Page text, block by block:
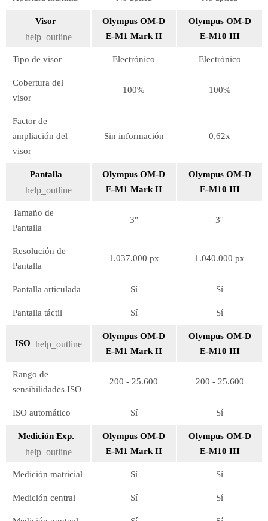
Visor
help_outline
Olympus OM-D
E-M1 Mark II
Olympus OM-D
E-M10 III
Tipo de visor Electrónico Electrónico
Cobertura del
visor
100% 100%
Factor de
ampliación del
visor
Sin información 0,62x
Pantalla
help_outline
Olympus OM-D
E-M1 Mark II
Olympus OM-D
E-M10 III
Tamaño de
Pantalla
3'' 3''
Resolución de
Pantalla
1.037.000 px 1.040.000 px
Pantalla articulada Sí Sí
Pantalla táctil Sí Sí
ISO help_outline
Olympus OM-D
E-M1 Mark II
Olympus OM-D
E-M10 III
Rango de
sensibilidades ISO
200 - 25.600 200 - 25.600
ISO automático Sí Sí
Medición Exp.
help_outline
Olympus OM-D
E-M1 Mark II
Olympus OM-D
E-M10 III
Medición matricial Sí Sí
Medición central Sí Sí